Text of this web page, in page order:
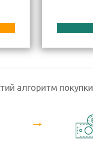
алгоритм покупки
→